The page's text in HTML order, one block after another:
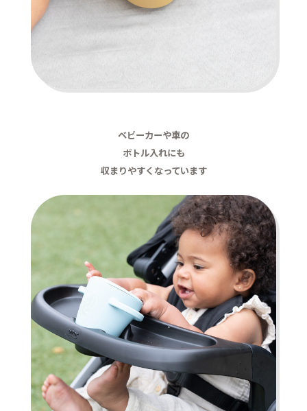
ベビーカーや車の
ボトル入れにも
収まりやすくなっています